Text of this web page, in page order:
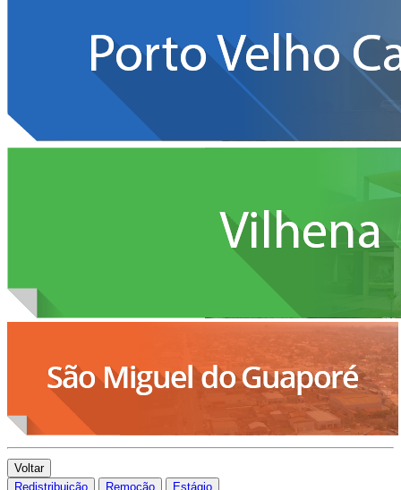
Voltar
Redistribuição
Remoção Estágio